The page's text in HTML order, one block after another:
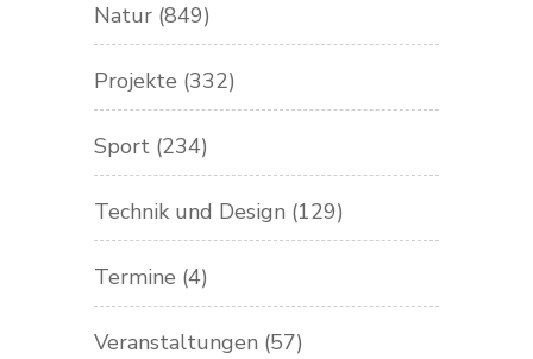
Natur (849)
Projekte (332)
Sport (234)
Technik und Design (129)
Termine (4)
Veranstaltungen (57)